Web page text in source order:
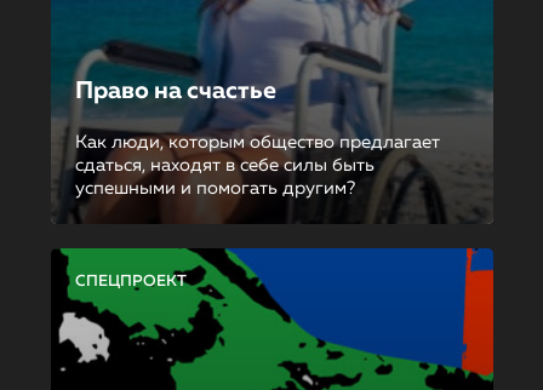
Право на счастье
Как люди, которым общество предлагает
сдаться, находят в себе силы быть
успешными и помогать другим?
СПЕЦПРОЕКТ